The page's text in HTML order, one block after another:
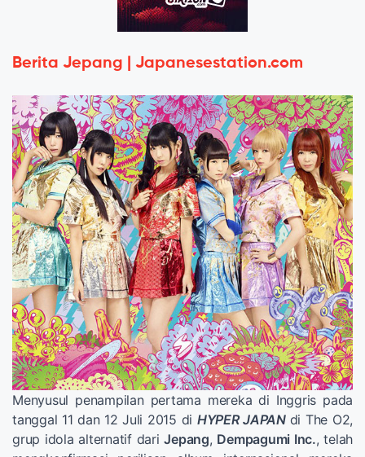
Berita Jepang | Japanesestation.com
Menyusul penampilan pertama mereka di Inggris pada
tanggal 11 dan 12 Juli 2015 di HYPER JAPAN di The O2,
grup idola alternatif dariJepang, Dempagumi Inc., telah